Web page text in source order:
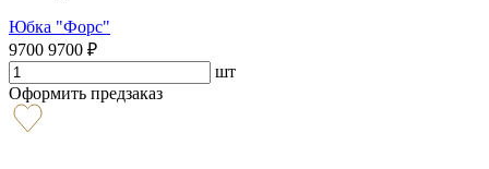
Юбка "Форс"
9700 9700 ₽
шт
Оформить предзаказ